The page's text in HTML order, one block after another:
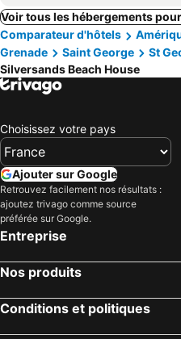
Voir tous les hébergements
Comparateur d'hôtels
Grenade
Saint George
St
Silversands Beach House
Choisissez votre pays
Ajouter sur Google
Retrouvez facilement nos résultats :
ajoutez trivago comme source
préférée sur Google.
Entreprise
Nos produits
Conditions et politiques